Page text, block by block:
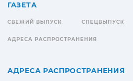
ГАЗЕТА
СВЕЖИЙ ВЫПУСК СПЕЦВЫПУСК
АДРЕСА РАСПРОСТРАНЕНИЯ
АДРЕСА РАСПРОСТРАНЕНИЯ